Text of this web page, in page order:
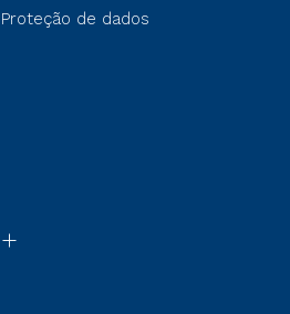
Proteção de dados